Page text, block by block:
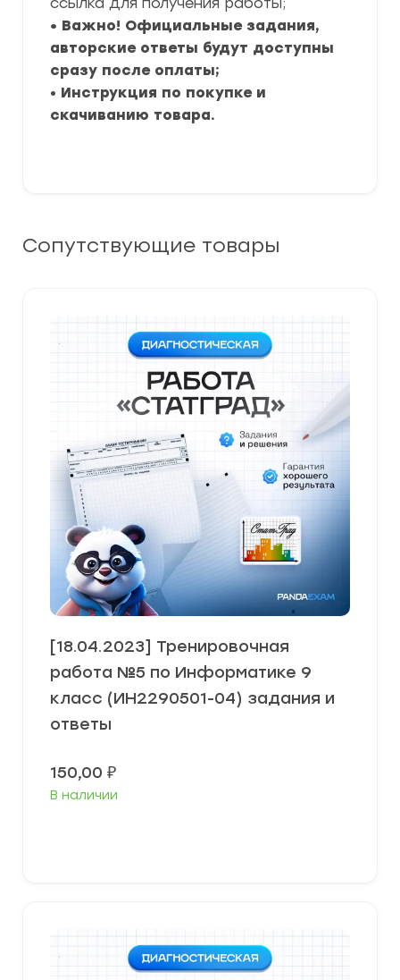
• Важно! Официальные задания,
авторские ответы будут доступны
сразу после оплаты;
• Инструкция по покупке и
скачиванию товара.
Сопутствующие товары
[18.04.2023] Тренировочная
работа №5 по Информатике 9
класс (ИН2290501-04) задания и
ответы
150,00 ₽
В наличии